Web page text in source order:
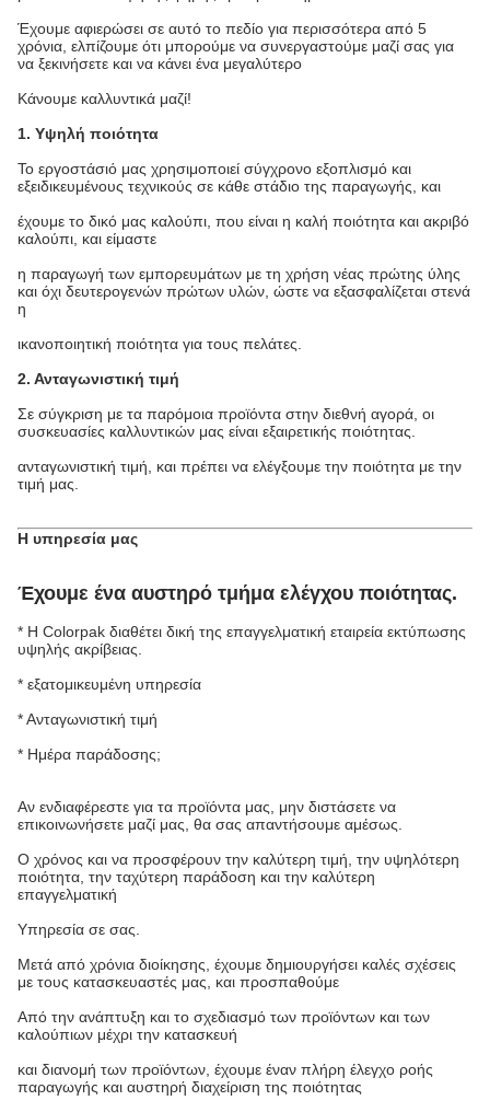
Έχουμε αφιερώσει σε αυτό το πεδίο για περισσότερα από 5
χρόνια, ελπίζουμε ότι μπορούμε να συνεργαστούμε μαζί σας για
να ξεκινήσετε και να κάνει ένα μεγαλύτερο
Κάνουμε καλλυντικά μαζί!
1. Υψηλή ποιότητα
Το εργοστάσιό μας χρησιμοποιεί σύγχρονο εξοπλισμό και
εξειδικευμένους τεχνικούς σε κάθε στάδιο της παραγωγής, και
έχουμε το δικό μας καλούπι, που είναι η καλή ποιότητα και ακριβό
καλούπι, και είμαστε
η παραγωγή των εμπορευμάτων με τη χρήση νέας πρώτης ύλης
και όχι δευτερογενών πρώτων υλών, ώστε να εξασφαλίζεται στενά
η
ικανοποιητική ποιότητα για τους πελάτες.
2. Ανταγωνιστική τιμή
Σε σύγκριση με τα παρόμοια προϊόντα στην διεθνή αγορά, οι
συσκευασίες καλλυντικών μας είναι εξαιρετικής ποιότητας.
ανταγωνιστική τιμή, και πρέπει να ελέγξουμε την ποιότητα με την
τιμή μας.
Η υπηρεσία μας
Έχουμε ένα αυστηρό τμήμα ελέγχου ποιότητας.
* Η Colorpak διαθέτει δική της επαγγελματική εταιρεία εκτύπωσης
υψηλής ακρίβειας.
* εξατομικευμένη υπηρεσία
* Ανταγωνιστική τιμή
* Ημέρα παράδοσης;
Αν ενδιαφέρεστε για τα προϊόντα μας, μην διστάσετε να
επικοινωνήσετε μαζί μας, θα σας απαντήσουμε αμέσως.
Ο χρόνος και να προσφέρουν την καλύτερη τιμή, την υψηλότερη
ποιότητα, την ταχύτερη παράδοση και την καλύτερη
επαγγελματική
Υπηρεσία σε σας.
Μετά από χρόνια διοίκησης, έχουμε δημιουργήσει καλές σχέσεις
με τους κατασκευαστές μας, και προσπαθούμε
Από την ανάπτυξη και το σχεδιασμό των προϊόντων και των
καλούπιων μέχρι την κατασκευή
και διανομή των προϊόντων, έχουμε έναν πλήρη έλεγχο ροής
παραγωγής και αυστηρή διαχείριση της ποιότητας